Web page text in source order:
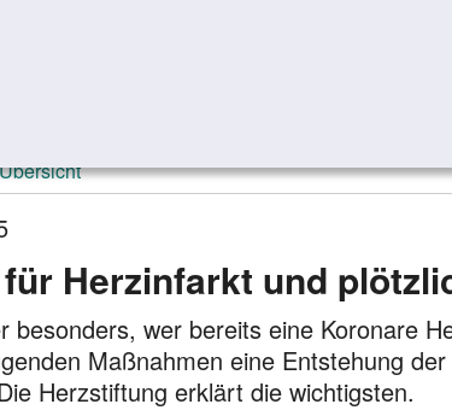
Herzinfarkt und
besonders, wer bereits eine Koronare
Maßnahmen eine Entstehung
Herzstiftung erklärt die wichtigsten.